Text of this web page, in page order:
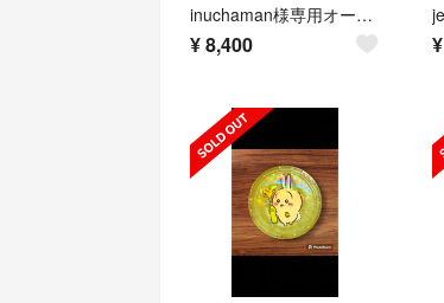
inuchaman様専用オーダーページ
¥8,400 ¥